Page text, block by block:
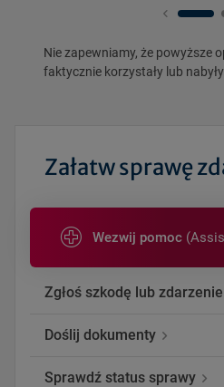
Nie zapewniamy, że powyższe
faktycznie korzystały lub
Załatw sprawę
Wezwij pomoc
Zgłoś szkodę lub zdarzenie
Doślij dokumenty
Sprawdź status sprawy